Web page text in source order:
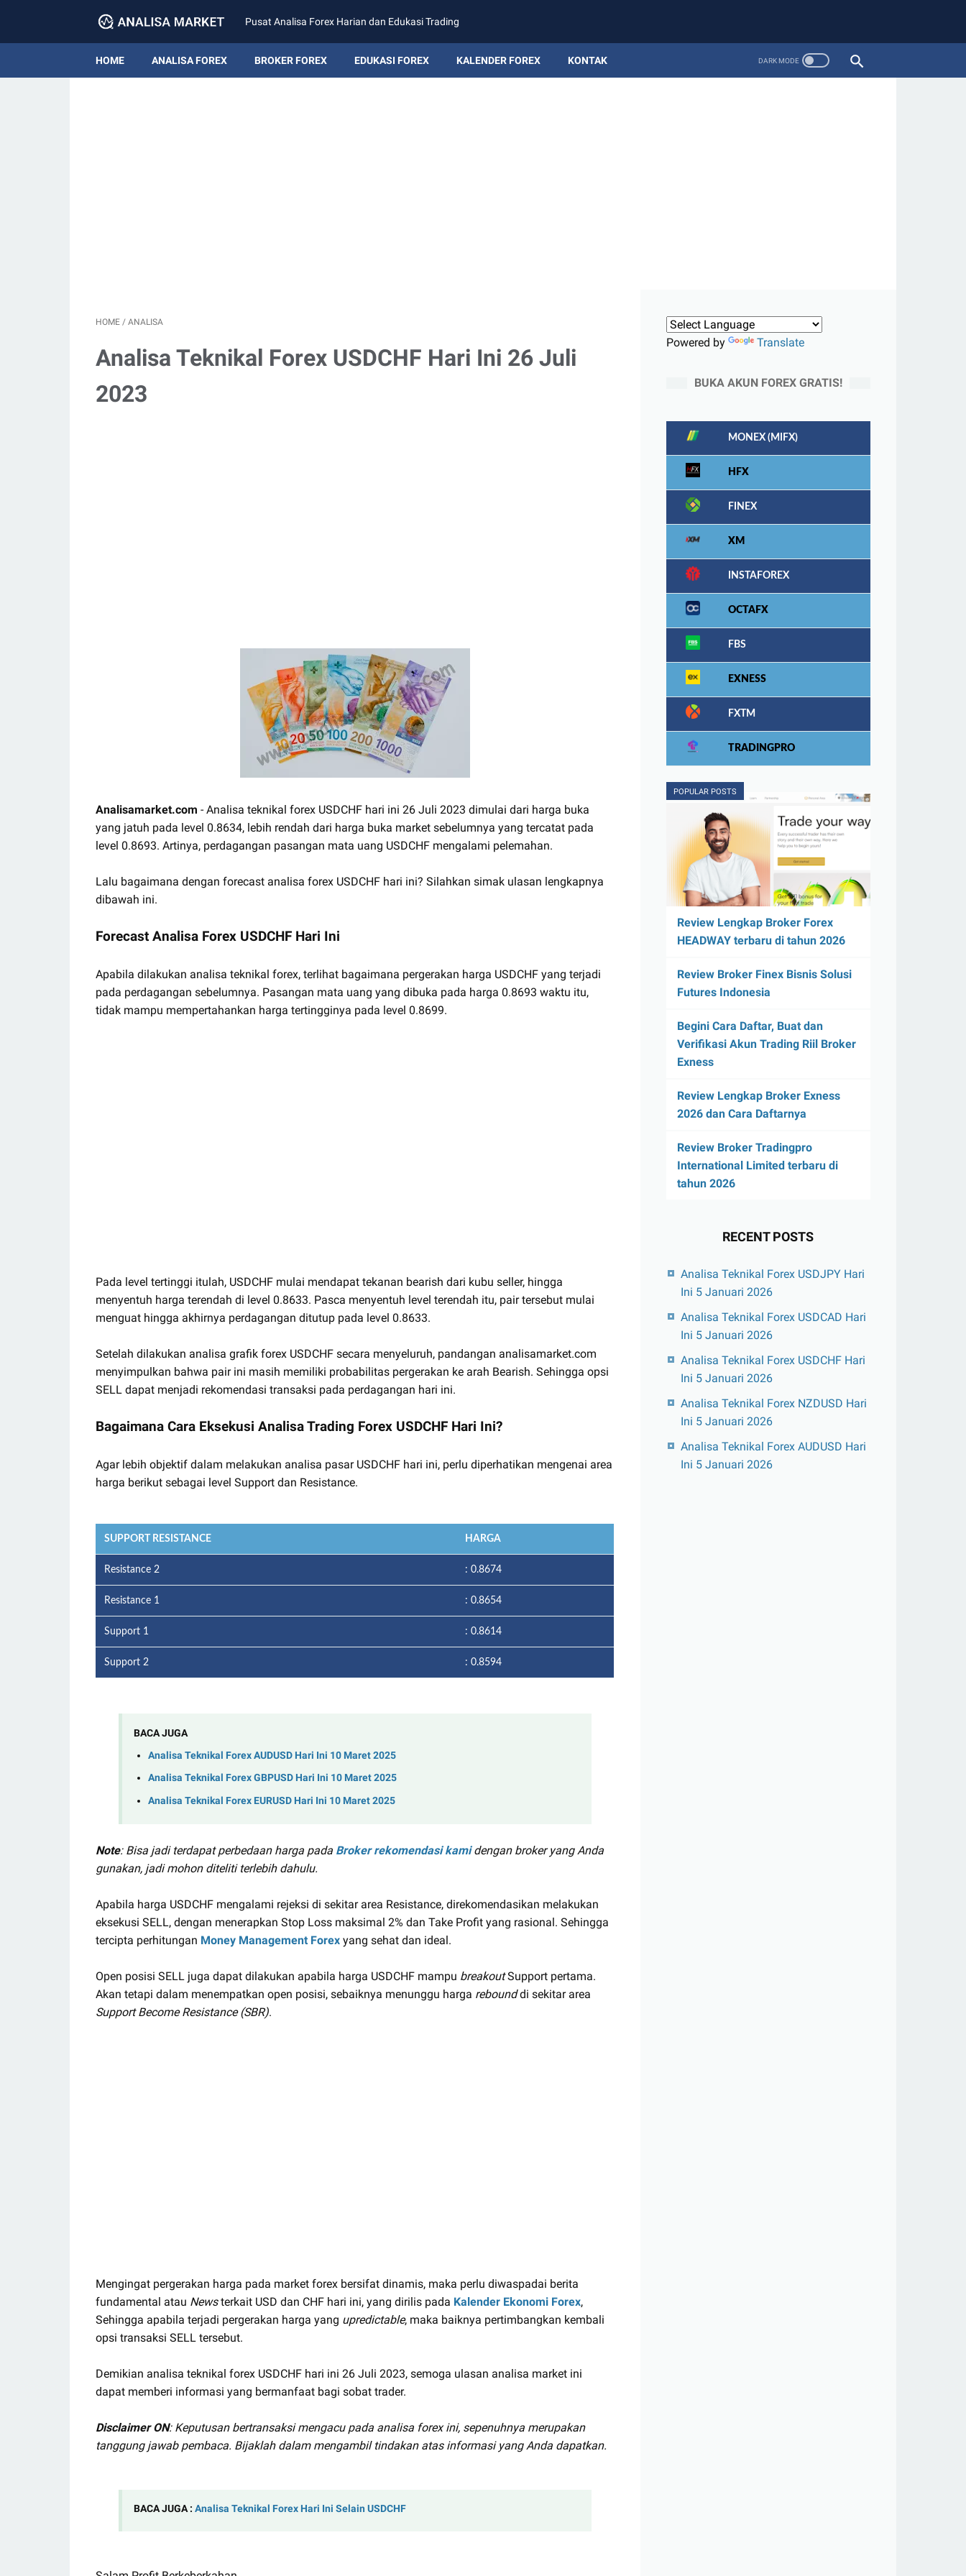
Pusat Analisa Forex Harian dan Edukasi Trading
HOME ANALISA FOREX BROKER FOREX EDUKASI FOREX KALENDER FOREX KONTAK
HOME / ANALISA
Analisa Teknikal Forex USDCHF Hari Ini 26 Juli
2023
Analisamarket.com - Analisa teknikal forex USDCHF hari ini 26 Juli 2023 dimulai dari harga buka
yang jatuh pada level 0.8634, lebih rendah dari harga buka market sebelumnya yang tercatat pada
level 0.8693. Artinya, perdagangan pasangan mata uang USDCHF mengalami pelemahan.
Lalu bagaimana dengan forecast analisa forex USDCHF hari ini? Silahkan simak ulasan lengkapnya
dibawah ini.
Forecast Analisa Forex USDCHF Hari Ini
Apabila dilakukan analisa teknikal forex, terlihat bagaimana pergerakan harga USDCHF yang terjadi
pada perdagangan sebelumnya. Pasangan mata uang yang dibuka pada harga 0.8693 waktu itu,
tidak mampu mempertahankan harga tertingginya pada level 0.8699.
Pada level tertinggi itulah, USDCHF mulai mendapat tekanan bearish dari kubu seller, hingga
menyentuh harga terendah di level 0.8633. Pasca menyentuh level terendah itu, pair tersebut mulai
menguat hingga akhirnya perdagangan ditutup pada level 0.8633.
Setelah dilakukan analisa grafik forex USDCHF secara menyeluruh, pandangan analisamarket.com
menyimpulkan bahwa pair ini masih memiliki probabilitas pergerakan ke arah Bearish. Sehingga opsi
SELL dapat menjadi rekomendasi transaksi pada perdagangan hari ini.
Bagaimana Cara Eksekusi Analisa Trading Forex USDCHF Hari Ini?
Agar lebih objektif dalam melakukan analisa pasar USDCHF hari ini, perlu diperhatikan mengenai area
harga berikut sebagai level Support dan Resistance.
SUPPORT RESISTANCE HARGA
Resistance 2 : 0.8674
Resistance 1 : 0.8654
Support 1 : 0.8614
Support 2 : 0.8594
BACA JUGA
Analisa Teknikal Forex AUDUSD Hari Ini 10 Maret 2025
Analisa Teknikal Forex GBPUSD Hari Ini 10 Maret 2025
Analisa Teknikal Forex EURUSD Hari Ini 10 Maret 2025
Note: Bisa jadi terdapat perbedaan harga pada Broker rekomendasi kamidengan broker yang Anda
gunakan, jadi mohon diteliti terlebih dahulu.
Apabila harga USDCHF mengalami rejeksi di sekitar area Resistance, direkomendasikan melakukan
eksekusi SELL, dengan menerapkan Stop Loss maksimal 2% dan Take Profit yang rasional. Sehingga
tercipta perhitungan Money Management Forex yang sehat dan ideal.
Open posisi SELL juga dapat dilakukan apabila harga USDCHF mampu breakoutSupport pertama.
Akan tetapi dalam menempatkan open posisi, sebaiknya menunggu harga rebounddi sekitar area
Support Become Resistance (SBR).
Mengingat pergerakan harga pada market forex bersifat dinamis, maka perlu diwaspadai berita
fundamental atau Newsterkait USD dan CHF hari ini, yang dirilis pada Kalender Ekonomi Forex,
Sehingga apabila terjadi pergerakan harga yang upredictable, maka baiknya pertimbangkan kembali
opsi transaksi SELL tersebut.
Demikian analisa teknikal forex USDCHF hari ini 26 Juli 2023, semoga ulasan analisa market ini
dapat memberi informasi yang bermanfaat bagi sobat trader.
Disclaimer ON: Keputusan bertransaksi mengacu pada analisa forex ini, sepenuhnya merupakan
tanggung jawab pembaca. Bijaklah dalam mengambil tindakan atas informasi yang Anda dapatkan.
BACA JUGA : Analisa Teknikal Forex Hari Ini Selain USDCHF
Powered by Translate
BUKA AKUN FOREX GRATIS!
MONEX (MIFX)
HFX
FINEX
XM
INSTAFOREX
OCTAFX
FBS
EXNESS
FXTM
TRADINGPRO
POPULAR POSTS
Review Lengkap Broker Forex
HEADWAY terbaru di tahun 2026
Review Broker Finex Bisnis Solusi
Futures Indonesia
Begini Cara Daftar, Buat dan
Verifikasi Akun Trading Riil Broker
Exness
Review Lengkap Broker Exness
2026 dan Cara Daftarnya
Review Broker Tradingpro
International Limited terbaru di
tahun 2026
RECENT POSTS
Analisa Teknikal Forex USDJPY Hari
Ini 5 Januari 2026
Analisa Teknikal Forex USDCAD Hari
Ini 5 Januari 2026
Analisa Teknikal Forex USDCHF Hari
Ini 5 Januari 2026
Analisa Teknikal Forex NZDUSD Hari
Ini 5 Januari 2026
Analisa Teknikal Forex AUDUSD Hari
Ini 5 Januari 2026